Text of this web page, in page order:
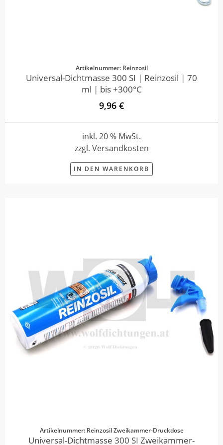
Artikelnummer: Reinzosil
Universal-Dichtmasse 300 SI | Reinzosil | 70
ml | bis +300°C
9,96 €
inkl. 20 % MwSt.
zzgl. Versandkosten
IN DEN WARENKORB
Artikelnummer: Reinzosil Zweikammer-Druckdose
Universal-Dichtmasse 300 SI Zweikammer-